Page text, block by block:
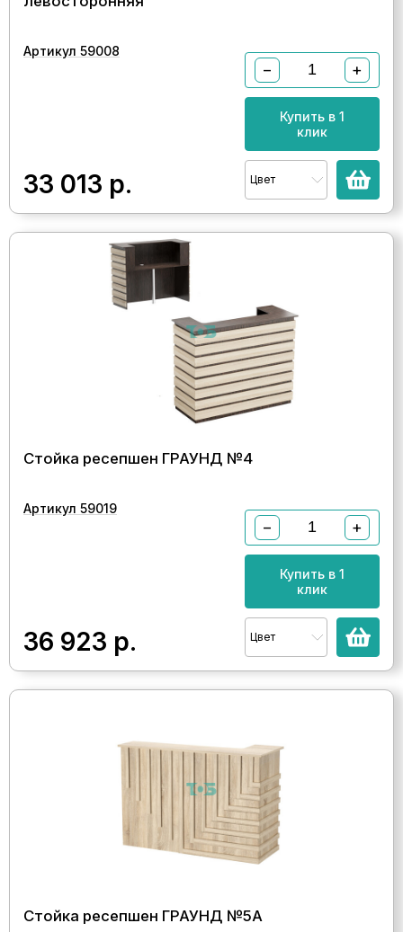
Артикул 59008
33 013 р.
− +
Купить в 1
клик
Цвет
Стойка ресепшен ГРАУНД №4
Артикул 59019
36 923 р.
− +
Купить в 1
клик
Цвет
Стойка ресепшен ГРАУНД №5А